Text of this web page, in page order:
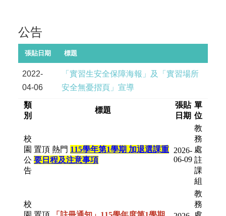
公告
張貼日期 標題
2022-
04-06
「實習生安全保障海報」及「實習場所
安全無憂摺頁」宣導